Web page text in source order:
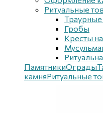
Ритуальные
Траурные
Гробы
Кресты
ПамятникиОграды
камняРитуальные